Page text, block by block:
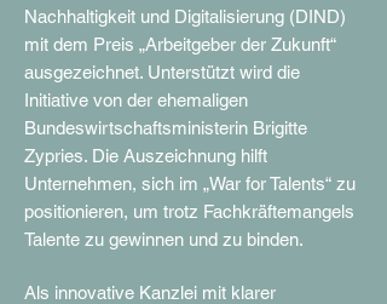
Nachhaltigkeit und Digitalisierung (DIND)
mit dem Preis „Arbeitgeber der Zukunft“
ausgezeichnet. Unterstützt wird die
Initiative von der ehemaligen
Bundeswirtschaftsministerin Brigitte
Zypries. Die Auszeichnung hilft
Unternehmen, sich im „War for Talents“ zu
positionieren, um trotz Fachkräftemangels
Talente zu gewinnen und zu binden.
Als innovative Kanzlei mit klarer